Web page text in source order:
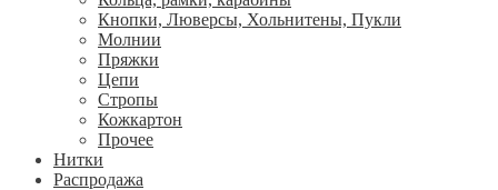
Кнопки, Люверсы, Хольнитены, Пукли
Молнии
Пряжки
Цепи
Стропы
Кожкартон
Прочее
Нитки
Распродажа